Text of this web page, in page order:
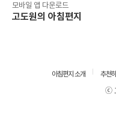
모바일 앱 다운로드
고도원의 아침편지
아침편지 소개 추천
ⓒ